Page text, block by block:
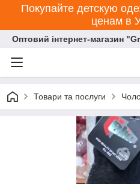
Покупайте детскую
ценам в
Оптовий інтернет-магазин
Товари та послуги